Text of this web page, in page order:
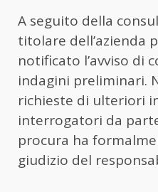
A seguito della
titolare dell’azienda
notificato l’avviso di
indagini preliminari.
richieste di ulteriori
interrogatori da
procura ha
giudizio del